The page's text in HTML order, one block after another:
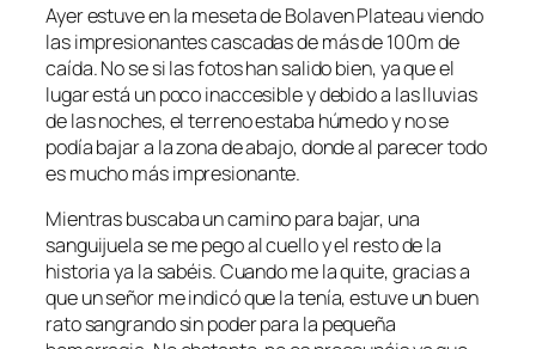
Ayer estuve en la meseta de Bolaven Plateau viendo
las impresionantes cascadas de más de 100m de
caída. No se si las fotos han salido bien, ya que el
lugar está un poco inaccesible y debido a las lluvias
de las noches, el terreno estaba húmedo y no se
podía bajar a la zona de abajo, donde al parecer todo
es mucho más impresionante.
Mientras buscaba un camino para bajar, una
sanguijuela se me pego al cuello y el resto de la
historia ya la sabéis. Cuando me la quite, gracias a
que un señor me indicó que la tenía, estuve un buen
rato sangrando sin poder para la pequeña